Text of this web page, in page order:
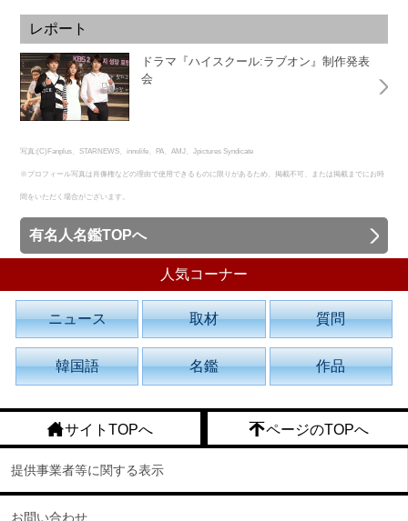
レポート
ドラマ『ハイスクール:ラブオン』制作発表
会
写真:(C)Fanplus、STARNEWS、innolife、PA、AMJ、Jpictures Syndicate
※プロフィール写真は肖像権などの理由で使用できるものに限りがあるため、掲載不可、または掲載までにお時
間をいただく場合がございます。
有名人名鑑TOPへ
人気コーナー
ニュース 取材 質問
韓国語 名鑑 作品
サイトTOPへ ページのTOPへ
提供事業者等に関する表示
お問い合わせ